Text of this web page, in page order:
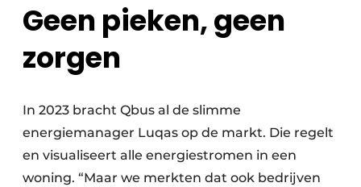
Geen pieken, geen
zorgen
In 2023 bracht Qbus al de slimme
energiemanager Luqas op de markt. Die regelt
en visualiseert alle energiestromen in een
woning. “Maar we merkten dat ook bedrijven